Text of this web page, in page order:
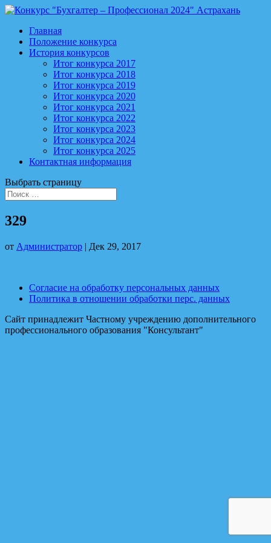
Главная
Положение конкурса
История конкурсов
Итог конкурса 2017
Итог конкурса 2018
Итог конкурса 2019
Итог конкурса 2020
Итог конкурса 2021
Итог конкурса 2022
Итог конкурса 2023
Итог конкурса 2024
Итог конкурса 2025
Контактная информация
Выбрать страницу
329
от Администратор | Дек 29, 2017
Согласие на обработку персональных данных
Политика в отношении обработки перс. данных
Сайт принадлежит Частному учреждению дополнительного
профессионального образования "Консультант"